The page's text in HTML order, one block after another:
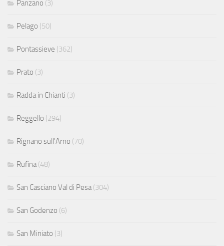
Panzano (3)
Pelago (50)
Pontassieve (362)
Prato (3)
Radda in Chianti (3)
Reggello (294)
Rignano sull'Arno (70)
Rufina(48)
San Casciano Val di Pesa(304)
San Godenzo (6)
San Miniato (3)